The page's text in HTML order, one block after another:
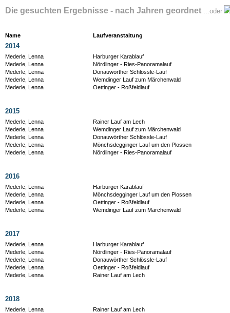
Die gesuchten Ergebnisse - nach Jahren geordnet ...oder
Name Laufveranstaltung
2014
Mederle, Lenna
Harburger Karablauf
Mederle, Lenna
Nördlinger - Ries-Panoramalauf
Mederle, Lenna
Donauwörther Schlössle-Lauf
Mederle, Lenna
Wemdinger Lauf zum Märchenwald
Mederle, Lenna
Oettinger - Roßfeldlauf
2015
Mederle, Lenna
Rainer Lauf am Lech
Mederle, Lenna
Wemdinger Lauf zum Märchenwald
Mederle, Lenna
Donauwörther Schlössle-Lauf
Mederle, Lenna
Mönchsdegginger Lauf um den Plossen
Mederle, Lenna
Nördlinger - Ries-Panoramalauf
2016
Mederle, Lenna
Harburger Karablauf
Mederle, Lenna
Mönchsdegginger Lauf um den Plossen
Mederle, Lenna
Oettinger - Roßfeldlauf
Mederle, Lenna
Wemdinger Lauf zum Märchenwald
2017
Mederle, Lenna
Harburger Karablauf
Mederle, Lenna
Nördlinger - Ries-Panoramalauf
Mederle, Lenna
Donauwörther Schlössle-Lauf
Mederle, Lenna
Oettinger - Roßfeldlauf
Mederle, Lenna
Rainer Lauf am Lech
2018
Mederle, Lenna
Rainer Lauf am Lech